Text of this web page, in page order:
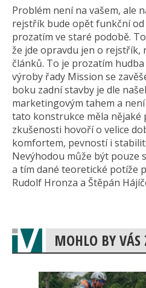
Problém není na vašem, ale
rejstřík bude opět funkční od
prozatím ve staré podobě.
že jde opravdu jen o rejstřík,
článků. To je prozatím
výroby řady Mission se
boku zadní stavby je dle
marketingovým tahem a
tato konstrukce měla nějaké
zkušenosti hovoří o velice
komfortem, pevností i
Nevýhodou může být pouze
a tím dané teoretické potíže
Rudolf Hronza a Štěpán
MOHLO BY